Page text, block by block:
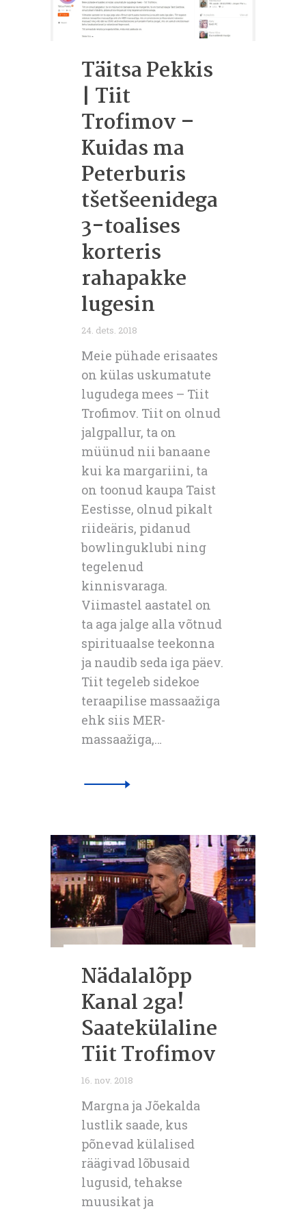
Täitsa Pekkis
| Tiit
Trofimov –
Kuidas ma
Peterburis
tšetšeenidega
3-toalises
korteris
rahapakke
lugesin
24. dets. 2018
Meie pühade erisaates
on külas uskumatute
lugudega mees – Tiit
Trofimov. Tiit on olnud
jalgpallur, ta on
müünud nii banaane
kui ka margariini, ta
on toonud kaupa Taist
Eestisse, olnud pikalt
riideäris, pidanud
bowlinguklubi ning
tegelenud
kinnisvaraga.
Viimastel aastatel on
ta aga jalge alla võtnud
spirituaalse teekonna
ja naudib seda iga päev.
Tiit tegeleb sidekoe
teraapilise massaažiga
ehk siis MER-
massaažiga,…
Nädalalõpp
Kanal 2ga!
Saatekülaline
Tiit Trofimov
16. nov. 2018
Margna ja Jõekalda
lustlik saade, kus
põnevad külalised
räägivad lõbusaid
lugusid, tehakse
muusikat ja